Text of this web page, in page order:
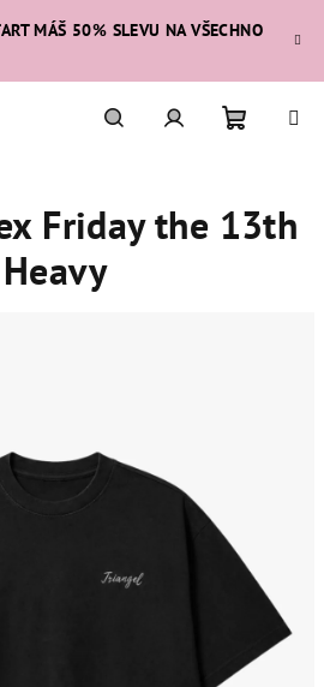
MÁŠ 50% SLEVU NA VŠECHNO
košík
Friday the 13th
Heavy